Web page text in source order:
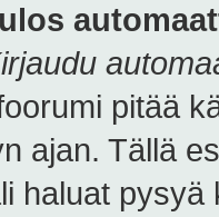
pitää
ajan. Tällä
haluat